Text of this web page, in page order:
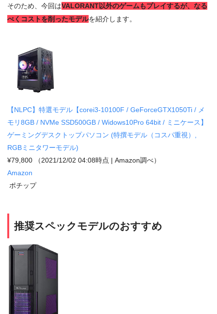
そのため、今回はVALORANT以外のゲームもプレイするが、なる
べくコストを削ったモデルを紹介します。
【NLPC】特選モデル【corei3-10100F / GeForceGTX1050Ti / メ
モリ8GB / NVMe SSD500GB / Widows10Pro 64bit / ミニケース】
ゲーミングデスクトップパソコン (特撰モデル（コスパ重視）,
RGBミニタワーモデル)
¥79,800
（2021/12/02 04:08時点 | Amazon調べ）
Amazon
ポチップ
推奨スペックモデルのおすすめ